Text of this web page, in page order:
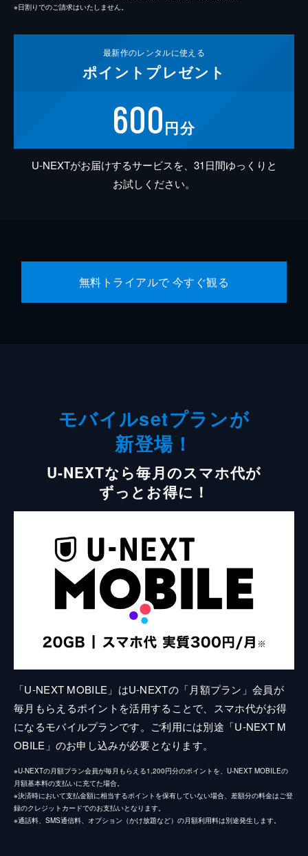
※日割りでのご請求はいたしません。
最新作のレンタルに使える
ポイント プレゼント
600円分
U-NEXTがお届けするサービスを、31日間ゆっくりと
お試しください。
無料トライアルで 今すぐ観る
モバイルsetプランが
新登場！
U-NEXTなら毎月のスマホ代が
ずっとお得に！
「U-NEXT MOBILE」はU-NEXTの「月額プラン」会員が
毎月もらえるポイントを活用することで、スマホ代がお得
になるモバイルプランです。ご利用には別途「U-NEXT M
OBILE」のお申し込みが必要となります。
※U-NEXTの月額プラン会員が毎月もらえる1,200円分のポイントを、U-NEXT MOBILEの
月額基本料の支払いに充てた場合。
※決済時において支払金額に相当するポイントを保有していない場合、差額分の料金はご登
録のクレジットカードでのお支払いとなります。
※通話料、SMS通信料、オプション（かけ放題など）の月額利用料は別途発生します。